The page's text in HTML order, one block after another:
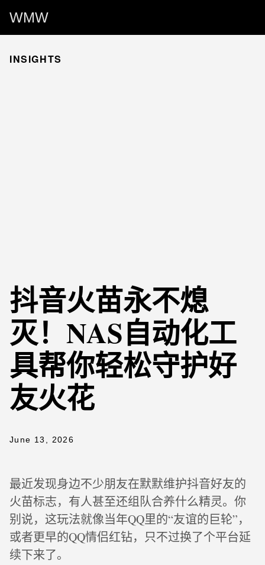
WMW
INSIGHTS
抖音火苗永不熄
灭！NAS自动化工
具帮你轻松守护好
友火花
June 13, 2026
最近发现身边不少朋友在默默维护抖音好友的
火苗标志，有人甚至还组队合养什么精灵。你
别说，这玩法就像当年QQ里的“友谊的巨轮”，
或者更早的QQ情侣红钻，只不过换了个平台延
续下来了。